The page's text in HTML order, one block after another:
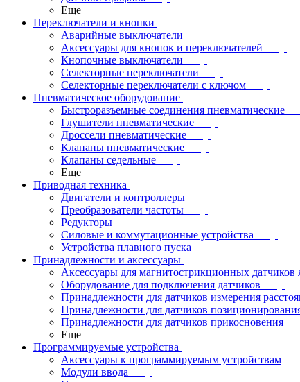
Еще
Переключатели и кнопки
Аварийные выключатели
Аксессуары для кнопок и переключателей
Кнопочные выключатели
Селекторные переключатели
Селекторные переключатели с ключом
Пневматическое оборудование
Быстроразъемные соединения пневматические
Глушители пневматические
Дроссели пневматические
Клапаны пневматические
Клапаны седельные
Еще
Приводная техника
Двигатели и контроллеры
Преобразователи частоты
Редукторы
Силовые и коммутационные устройства
Устройства плавного пуска
Принадлежности и аксессуары
Аксессуары для магнитострикционных
Оборудование для подключения датчиков
Принадлежности для датчиков измерения
Принадлежности для датчиков
Принадлежности для датчиков прикосновения
Еще
Программируемые устройства
Аксессуары к программируемым устройствам
Модули ввода